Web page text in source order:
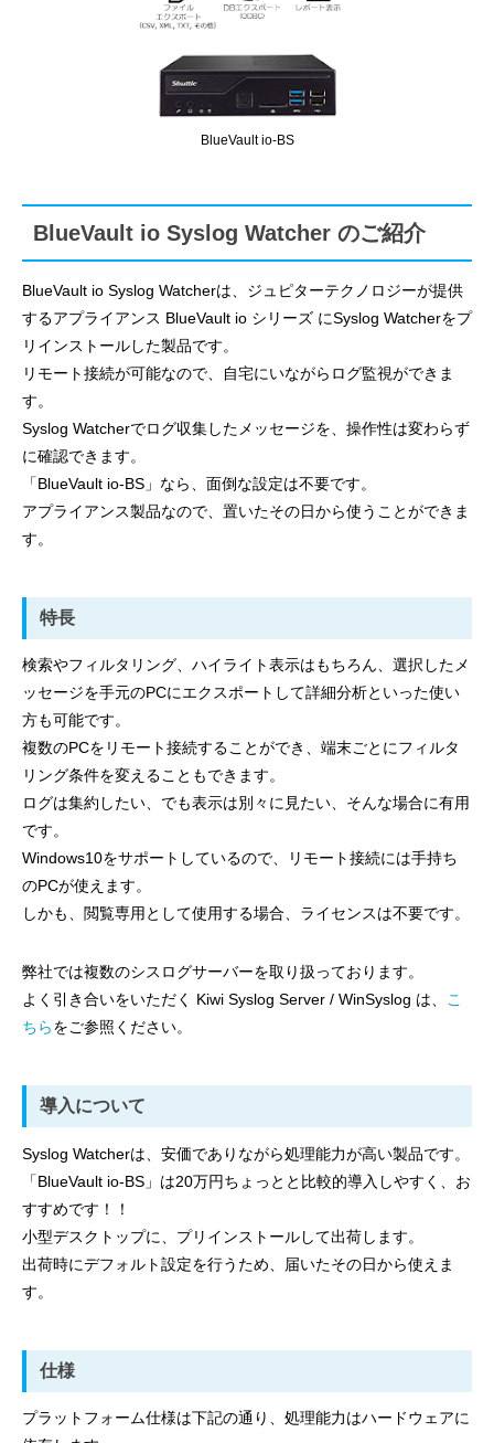
BlueVault io-BS
BlueVault io Syslog Watcher のご紹介
BlueVault io Syslog Watcherは、ジュピターテクノロジーが提供
するアプライアンス BlueVault io シリーズ にSyslog Watcherをプ
リインストールした製品です。
リモート接続が可能なので、自宅にいながらログ監視ができま
す。
Syslog Watcherでログ収集したメッセージを、操作性は変わらず
に確認できます。
「BlueVault io-BS」なら、面倒な設定は不要です。
アプライアンス製品なので、置いたその日から使うことができま
す。
特長
検索やフィルタリング、ハイライト表示はもちろん、選択したメ
ッセージを手元のPCにエクスポートして詳細分析といった使い
方も可能です。
複数のPCをリモート接続することができ、端末ごとにフィルタ
リング条件を変えることもできます。
ログは集約したい、でも表示は別々に見たい、そんな場合に有用
です。
Windows10をサポートしているので、リモート接続には手持ち
のPCが使えます。
しかも、閲覧専用として使用する場合、ライセンスは不要です。
弊社では複数のシスログサーバーを取り扱っております。
よく引き合いをいただく Kiwi Syslog Server / WinSyslog は、 こ
ちらをご参照ください。
導入について
Syslog Watcherは、安価でありながら処理能力が高い製品です。
「BlueVault io-BS」は20万円ちょっとと比較的導入しやすく、お
すすめです！！
小型デスクトップに、プリインストールして出荷します。
出荷時にデフォルト設定を行うため、届いたその日から使えま
す。
仕様
プラットフォーム仕様は下記の通り、処理能力はハードウェアに